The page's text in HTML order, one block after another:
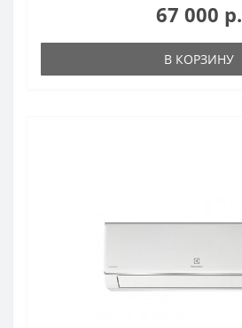
67 000 р.
В КОРЗИНУ